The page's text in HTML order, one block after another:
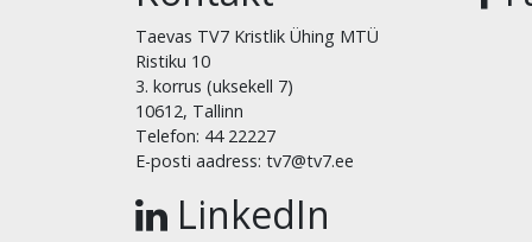
Taevas TV7 Kristlik Ühing MTÜ
Ristiku 10
3. korrus (uksekell 7)
10612, Tallinn
Telefon: 44 22227
E-posti aadress: tv7@tv7.ee
LinkedIn